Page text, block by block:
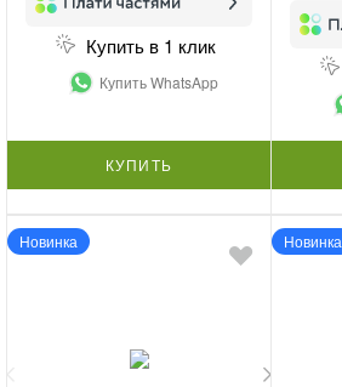
Купить в 1 клик
Купить WhatsApp
КУПИТЬ
Новинка Новинка